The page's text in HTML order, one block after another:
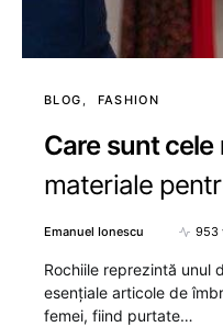
BLOG FASHION
Care sunt
materiale
Emanuel Ionescu 953
Rochiile reprezintă unul
esențiale articole de
femei, fiind purtate…